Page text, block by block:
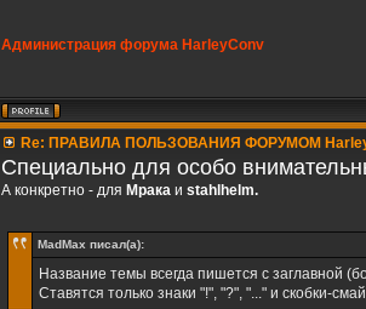
Администрация форума HarleyConv
Re: ПРАВИЛА ПОЛЬЗОВАНИЯ ФОРУМОМ
Специально для особо
А конкретно - для Мрака и stahlhelm.
MadMax писал(а):
Название темы всегда пишется с заглавной
Ставятся только знаки "!", "?", "..." и скобки-